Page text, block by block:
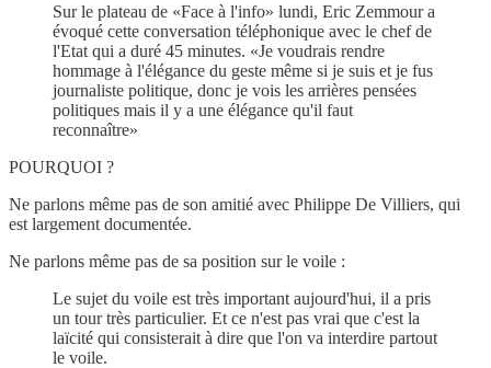
Sur le plateau de «Face à l'info» lundi, Eric Zemmour a
évoqué cette conversation téléphonique avec le chef de
l'Etat qui a duré 45 minutes. «Je voudrais rendre
hommage à l'élégance du geste même si je suis et je fus
journaliste politique, donc je vois les arrières pensées
politiques mais il y a une élégance qu'il faut
reconnaître»
POURQUOI ?
Ne parlons même pas de son amitié avec Philippe De Villiers, qui
est largement documentée.
Ne parlons même pas de sa position sur le voile :
Le sujet du voile est très important aujourd'hui, il a pris
un tour très particulier. Et ce n'est pas vrai que c'est la
laïcité qui consisterait à dire que l'on va interdire partout
le voile.